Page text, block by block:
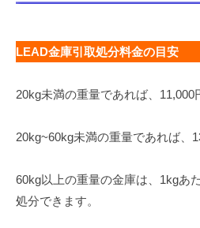
LEAD金庫引取処分料金の目安
20kg未満の重量であれば、11,000
20kg~60kg未満の重量であれば、
60kg以上の重量の金庫は、1kgあ
処分できます。